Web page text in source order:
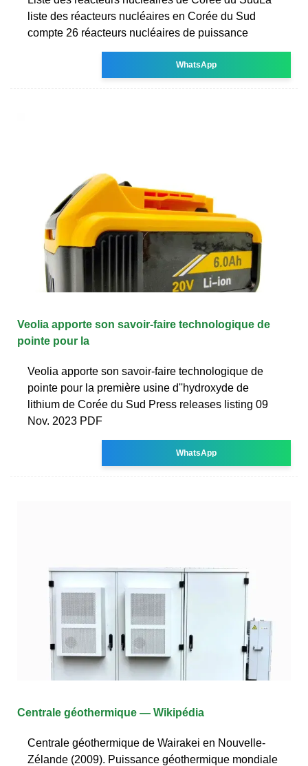
liste des réacteurs nucléaires en Corée du Sud
compte 26 réacteurs nucléaires de puissance
WhatsApp
Veolia apporte son savoir-faire technologique de
pointe pour la
Veolia apporte son savoir-faire technologique de
pointe pour la première usine d''hydroxyde de
lithium de Corée du Sud Press releases listing 09
Nov. 2023 PDF
WhatsApp
Centrale géothermique — Wikipédia
Centrale géothermique de Wairakei en Nouvelle-
Zélande (2009). Puissance géothermique mondiale